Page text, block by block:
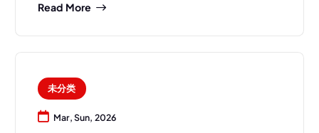
Read More
未分类
Mar, Sun, 2026